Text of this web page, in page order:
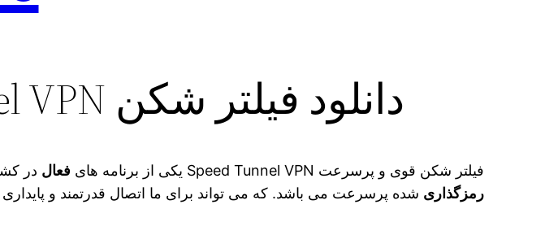
دانلود فیلتر شکن Speed Tunnel VPN برای آیفون
فیلتر شکن قوی و پرسرعت Speed Tunnel VPN یکی از برنامه‌ های فعال در
رمزگذاری شده پرسرعت می‌ باشد. که می‌ تواند برای ما اتصال قدرتمند و پایداری